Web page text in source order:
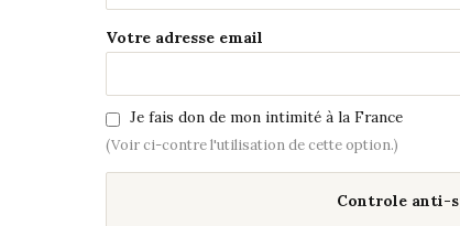
Votre adresse email
Je fais don de mon intimité à la France
(Voir ci-contre l'utilisation de cette option.)
Controle anti-